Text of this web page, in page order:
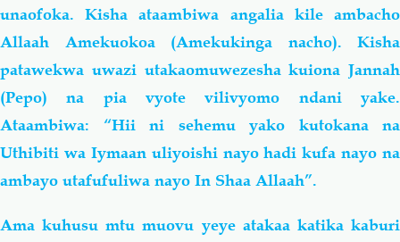
unaofoka. Kisha ataambiwa angalia kile ambacho
Allaah Amekuokoa (Amekukinga nacho). Kisha
patawekwa uwazi utakaomuwezesha kuiona Jannah
(Pepo) na pia vyote vilivyomo ndani yake.
Ataambiwa: “Hii ni sehemu yako kutokana na
Uthibiti wa Iymaan uliyoishi nayo hadi kufa nayo na
ambayo utafufuliwa nayo In Shaa Allaah”.
Ama kuhusu mtu muovu yeye atakaa katika kaburi